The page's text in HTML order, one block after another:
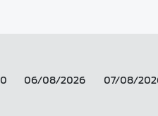
06/08/2026 07/08/